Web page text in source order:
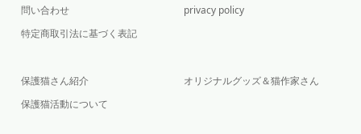
問い合わせ
特定商取引法に基づく表記
privacy policy
保護猫さん紹介
保護猫活動について
オリジナルグッズ＆猫作家さん